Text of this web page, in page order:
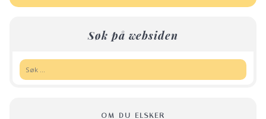
Søk på websiden
OM DU ELSKER